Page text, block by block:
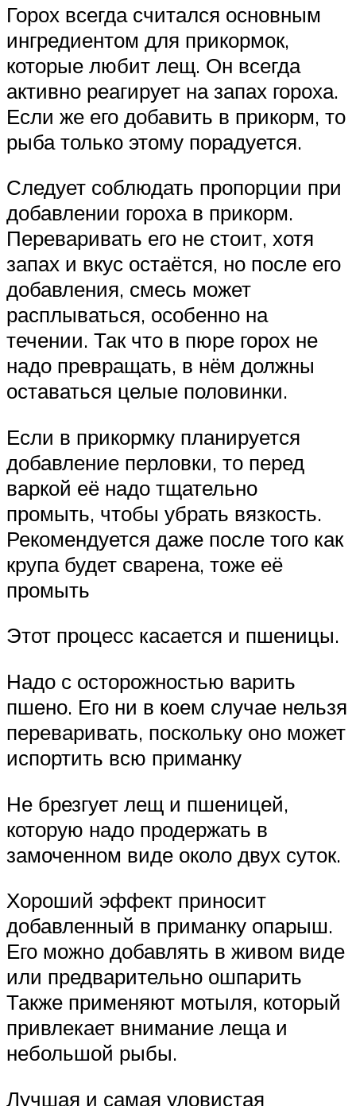
Горох всегда считался основным
ингредиентом для прикормок,
которые любит лещ. Он всегда
активно реагирует на запах гороха.
Если же его добавить в прикорм, то
рыба только этому порадуется.
Следует соблюдать пропорции при
добавлении гороха в прикорм.
Переваривать его не стоит, хотя
запах и вкус остаётся, но после его
добавления, смесь может
расплываться, особенно на
течении. Так что в пюре горох не
надо превращать, в нём должны
оставаться целые половинки.
Если в прикормку планируется
добавление перловки, то перед
варкой её надо тщательно
промыть, чтобы убрать вязкость.
Рекомендуется даже после того как
крупа будет сварена, тоже её
промыть
Этот процесс касается и пшеницы.
Надо с осторожностью варить
пшено. Его ни в коем случае нельзя
переваривать, поскольку оно может
испортить всю приманку
Не брезгует лещ и пшеницей,
которую надо продержать в
замоченном виде около двух суток.
Хороший эффект приносит
добавленный в приманку опарыш.
Его можно добавлять в живом виде
или предварительно ошпарить
Также применяют мотыля, который
привлекает внимание леща и
небольшой рыбы.
Лучшая и самая уловистая